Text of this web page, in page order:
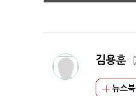
김용훈
뉴스북